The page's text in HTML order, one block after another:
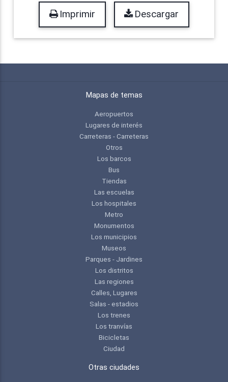
Imprimir Descargar
Mapas de temas
Aeropuertos
Lugares de interés
Carreteras - Carreteras
Otros
Los barcos
Bus
Tiendas
Las escuelas
Los hospitales
Metro
Monumentos
Los municipios
Museos
Parques - Jardines
Los distritos
Las regiones
Calles, Lugares
Salas - estadios
Los trenes
Los tranvías
Bicicletas
Ciudad
Otras ciudades